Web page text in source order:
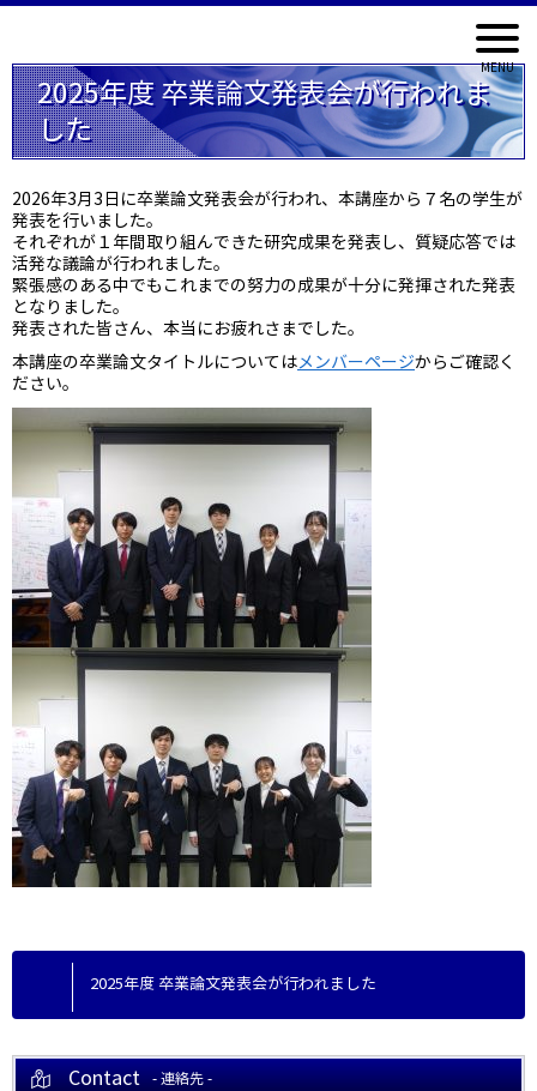
2025年度 卒業論文発表会が行われました
Contact - 連絡先 -
2025年度 卒業論文発表会が行われま
した
2026年3月3日に卒業論文発表会が行われ、本講座から７名の学生が
発表を行いました。
それぞれが１年間取り組んできた研究成果を発表し、質疑応答では
活発な議論が行われました。
緊張感のある中でもこれまでの努力の成果が十分に発揮された発表
となりました。
発表された皆さん、本当にお疲れさまでした。
本講座の卒業論文タイトルについてはメンバーページからご確認く
ださい。